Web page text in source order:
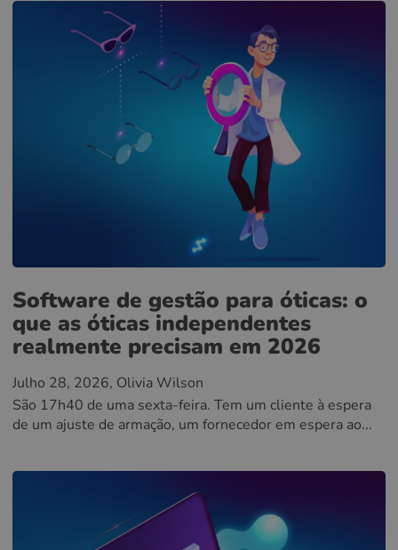
Software de gestão para óticas: o
que as óticas independentes
realmente precisam em 2026
Julho 28, 2026, Olivia Wilson
São 17h40 de uma sexta-feira. Tem um cliente à espera
de um ajuste de armação, um fornecedor em espera ao...